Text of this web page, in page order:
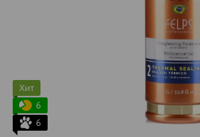
Хит
6
6